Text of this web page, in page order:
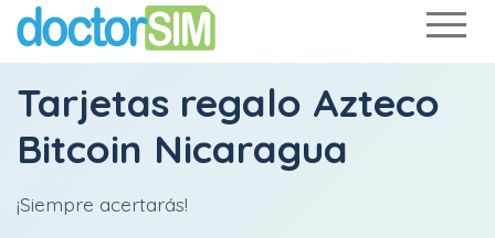
Tarjetas regalo Azteco
Bitcoin Nicaragua
¡Siempre acertarás!